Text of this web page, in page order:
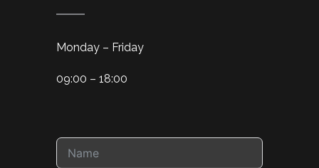
Monday – Friday
09:00 – 18:00